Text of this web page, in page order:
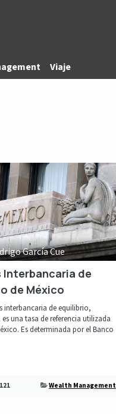
Viaje
García Cue
Interbancaria de
de México
interbancaria de equilibrio,
una tasa de referencia utilizada
Es determinada por el Banco
Wealth Management